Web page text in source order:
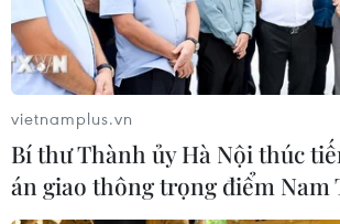
của con người
02/08/2026 13:31
Sâm Ngọc Linh: Báu vật trong tay,
bao giờ "hóa rồng"?
02/08/2026 11:38
vietnamplus.vn
Bí thư Thành ủy Hà Nội thúc
án giao thông trọng điểm Nam